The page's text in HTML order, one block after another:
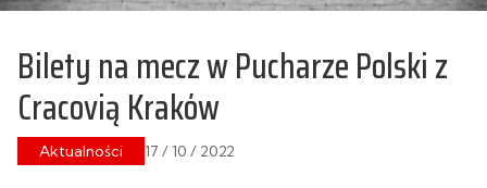
Bilety na mecz w Pucharze Polski z
Cracovią Kraków
Aktualności 17 / 10 / 2022